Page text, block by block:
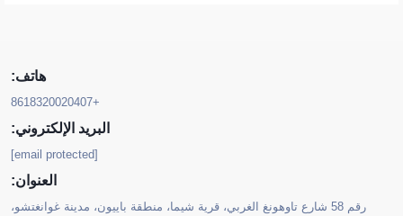
هاتف:
+8618320020407
البريد الإلكتروني:
[email protected]
العنوان:
رقم 58 شارع تاوهونغ الغربي، قرية شيما، منطقة باييون، مدينة غوانغتشو،